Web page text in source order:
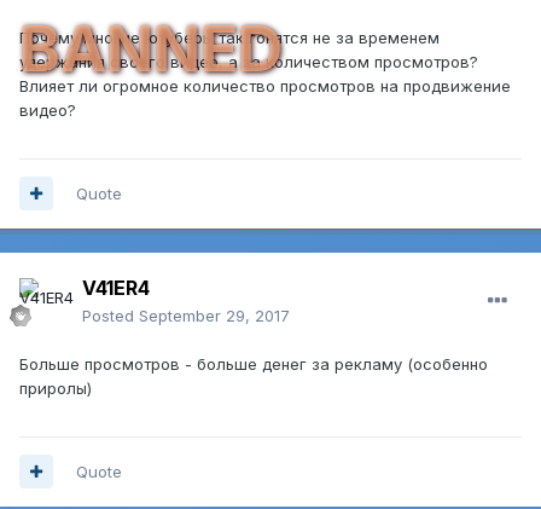
BANNED
Почему многие ютуберы так гонятся не за временем
удержания своего видео, а за количеством просмотров?
Влияет ли огромное количество просмотров на продвижение
видео?
Quote
V41ER4
Posted September 29, 2017
Больше просмотров - больше денег за рекламу (особенно
приролы)
Quote